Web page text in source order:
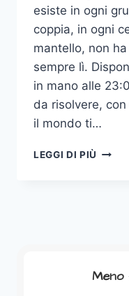
esiste in ogni
coppia, in ogni
mantello, non
sempre lì.
in mano alle
da risolvere,
il mondo ti…
LEGGI DI PIÙ
IL
Meno